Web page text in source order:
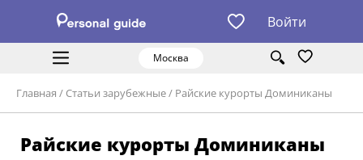
Войти
Москва
Главная / Статьи зарубежные/ Райские курорты Доминиканы
Райские курорты Доминиканы